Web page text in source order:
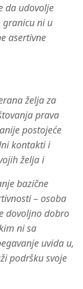
da udovolje
granicu ni u
asertivne
želja za
prava
postojeće
kontakti i
želja i
bazične
– osoba
dovoljno dobro
ni sa
uvida u,
podršku svoje